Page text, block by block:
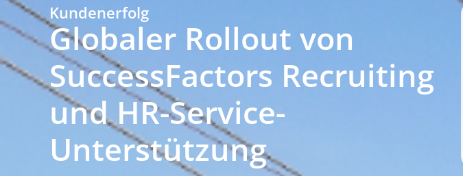
Kundenerfolg
Globaler Rollout von
SuccessFactors Recruiting
und HR-Service-
Unterstützung